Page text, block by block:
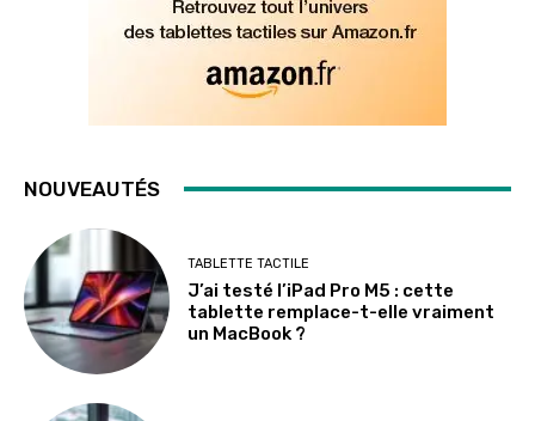
NOUVEAUTÉS
TABLETTE TACTILE
J’ai testé l’iPad Pro M5 : cette
tablette remplace-t-elle vraiment
un MacBook ?